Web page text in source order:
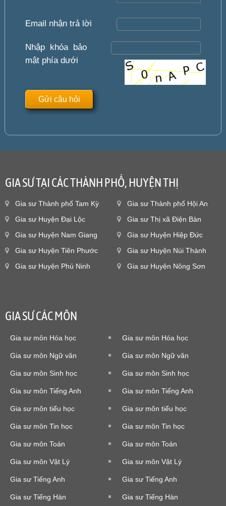
Email nhận trả lời
Nhập khóa bảo
mật phía dưới
GIA SƯ TẠI CÁC THÀNH PHỐ, HUYỆN THỊ
Gia sư Thành phố Tam Kỳ
Gia sư Thành phố Hội An
Gia sư Huyện Đại Lộc
Gia sư Thị xã Điện Bàn
Gia sư Huyện Nam Giang
Gia sư Huyện Hiệp Đức
Gia sư Huyện Tiên Phước
Gia sư Huyện Núi Thành
Gia sư Huyện Phú Ninh
Gia sư Huyện Nông Sơn
GIA SƯ CÁC MÔN
Gia sư môn Hóa học Gia sư môn Hóa học
Gia sư môn Ngữ văn Gia sư môn Ngữ văn
Gia sư môn Sinh học Gia sư môn Sinh học
Gia sư môn Tiếng Anh Gia sư môn Tiếng Anh
Gia sư môn tiểu học Gia sư môn tiểu học
Gia sư môn Tin học Gia sư môn Tin học
Gia sư môn Toán Gia sư môn Toán
Gia sư môn Vật Lý Gia sư môn Vật Lý
Gia sư Tiếng Anh Gia sư Tiếng Anh
Gia sư Tiếng Hàn Gia sư Tiếng Hàn